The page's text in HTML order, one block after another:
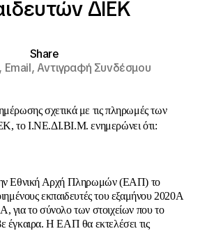
ΔΙΕΚ
Share
Email,Αντιγραφή Συνδέσμου
σχετικά με τις πληρωμές των
το Ι.ΝΕ.ΔΙ.ΒΙ.Μ. ενημερώνει ότι:
Εθνική Αρχή Πληρωμών (ΕΑΠ) το
εκπαιδευτές του εξαμήνου 2020A
για το σύνολο των στοιχείων που το
Η ΕΑΠ θα εκτελέσει τις